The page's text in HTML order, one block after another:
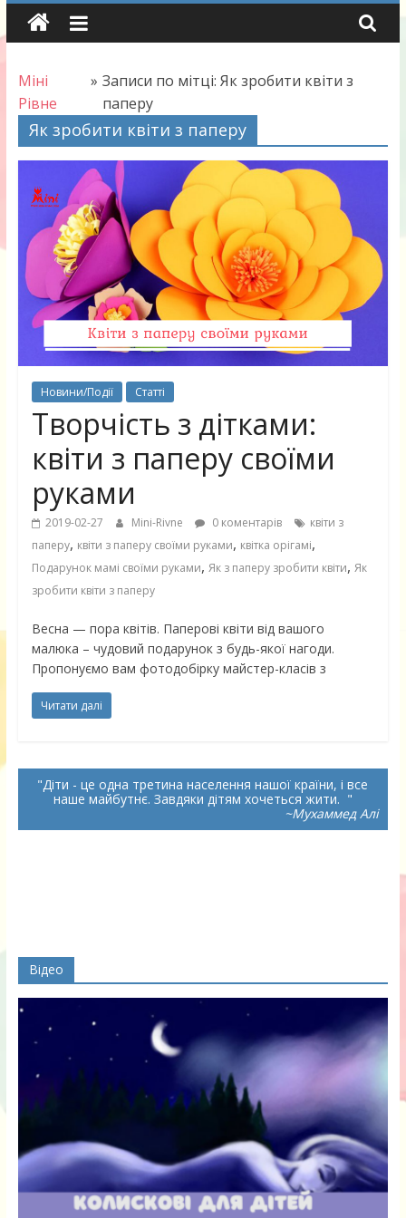
Skip
to
Міні
Рівне
» Записи по мітці: Як зробити квіти з
паперу
Як зробити квіти з паперу
Новини/Події Статті
Творчість з дітками:
квіти з паперу своїми
руками
2019-02-27 Mini-Rivne 0 коментарів
квіти з
паперу, квіти з паперу своїми руками, квітка орігамі,
Подарунок мамі своїми руками, Як з паперу зробити квіти, Як
зробити квіти з паперу
Весна — пора квітів. Паперові квіти від вашого
малюка – чудовий подарунок з будь-якої нагоди.
Пропонуємо вам фотодобірку майстер-класів з
Читати далі
Діти - це одна третина населення нашої країни, і все
наше майбутнє. Завдяки дітям хочеться жити.
~Мухаммед Алі
Відео